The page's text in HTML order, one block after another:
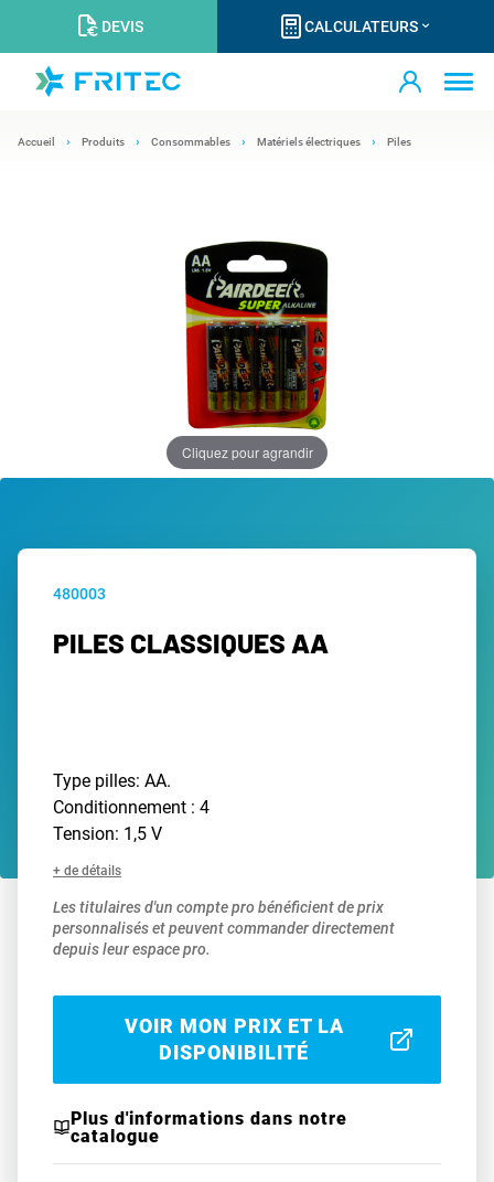
DEVIS CALCULATEURS
Accueil Produits Consommables Matériels électriques Piles
Cliquez pour agrandir
480003
PILES CLASSIQUES AA
Type pilles: AA.
Conditionnement : 4
Tension: 1,5 V
+ de détails
Les titulaires d'un compte pro bénéficient de prix
personnalisés et peuvent commander directement
depuis leur espace pro.
VOIR MON PRIX ET LA
DISPONIBILITÉ
Plus d'informations dans notre
catalogue